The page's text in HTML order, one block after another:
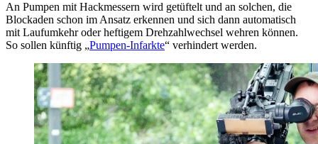
An Pumpen mit Hackmessern wird getüftelt und an solchen, die
Blockaden schon im Ansatz erkennen und sich dann auto­matisch
mit Laufumkehr oder heftigem Drehzahlwechsel wehren können.
So sollen künftig „Pumpen-Infarkte“ verhindert werden.